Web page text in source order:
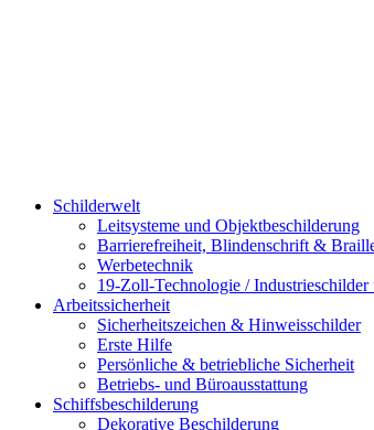
Schilderwelt
Leitsysteme und Objektbeschilderung
Barrierefreiheit, Blindenschrift &
Werbetechnik
19-Zoll-Technologie / Industrieschilder
Arbeitssicherheit
Sicherheitszeichen & Hinweisschilder
Erste Hilfe
Persönliche & betriebliche Sicherheit
Betriebs- und Büroausstattung
Schiffsbeschilderung
Dekorative Beschilderung